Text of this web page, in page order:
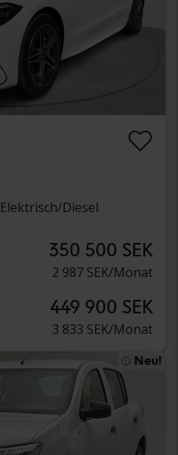
Elektrisch/Diesel
350 500 SEK
2 987 SEK/Monat
449 900 SEK
3 833 SEK/Monat
Neu!